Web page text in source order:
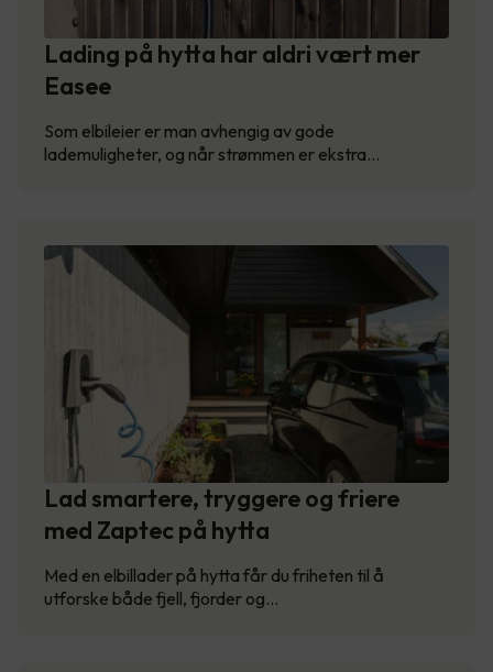
Lading på hytta har aldri vært mer
Easee
Som elbileier er man avhengig av gode
lademuligheter, og når strømmen er ekstra…
Lad smartere, tryggere og friere
med Zaptec på hytta
Med en elbillader på hytta får du friheten til å
utforske både fjell, fjorder og…